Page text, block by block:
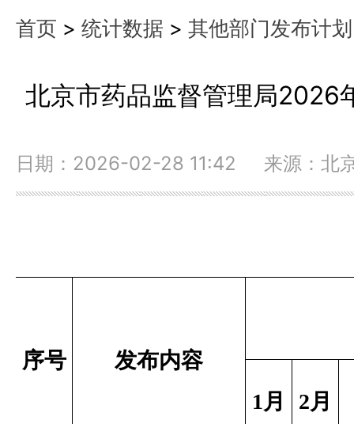
首页 > 统计数据 > 其他部门发布计划
北京市药品监督管理局2026
日期：2026-02-28 11:42 来源：北
序号
发布内容
1月 2月